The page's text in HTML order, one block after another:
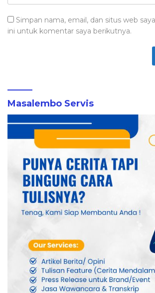
Simpan nama, email, dan situs web
ini untuk komentar saya berikutnya.
Masalembo Servis